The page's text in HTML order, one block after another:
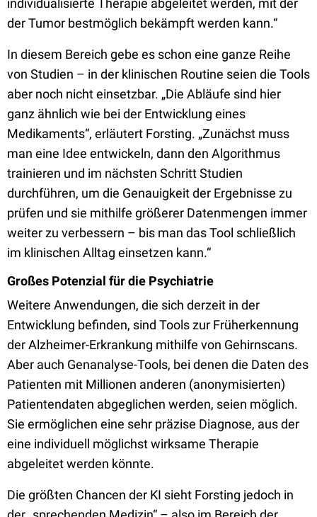
individualisierte Therapie abgeleitet werden, mit der
der Tumor bestmöglich bekämpft werden kann.“
In diesem Bereich gebe es schon eine ganze Reihe
von Studien – in der klinischen Routine seien die Tools
aber noch nicht einsetzbar. „Die Abläufe sind hier
ganz ähnlich wie bei der Entwicklung eines
Medikaments“, erläutert Forsting. „Zunächst muss
man eine Idee entwickeln, dann den Algorithmus
trainieren und im nächsten Schritt Studien
durchführen, um die Genauigkeit der Ergebnisse zu
prüfen und sie mithilfe größerer Datenmengen immer
weiter zu verbessern – bis man das Tool schließlich
im klinischen Alltag einsetzen kann.“
Großes Potenzial für die Psychiatrie
Weitere Anwendungen, die sich derzeit in der
Entwicklung befinden, sind Tools zur Früherkennung
der Alzheimer-Erkrankung mithilfe von Gehirnscans.
Aber auch Genanalyse-Tools, bei denen die Daten des
Patienten mit Millionen anderen (anonymisierten)
Patientendaten abgeglichen werden, seien möglich.
Sie ermöglichen eine sehr präzise Diagnose, aus der
eine individuell möglichst wirksame Therapie
abgeleitet werden könnte.
Die größten Chancen der KI sieht Forsting jedoch in